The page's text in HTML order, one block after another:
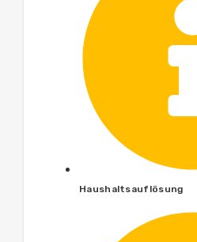
Haushaltsauflösung